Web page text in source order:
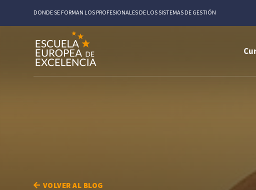
DONDE SE FORMAN LOS PROFESIONALES DE LOS SISTEMAS DE GESTIÓN
VOLVER AL BLOG